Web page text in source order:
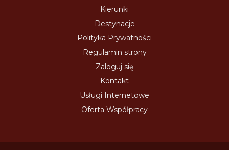
Kierunki
Destynacje
Polityka Prywatności
Regulamin strony
Zaloguj się
Kontakt
Usługi Internetowe
Oferta Współpracy